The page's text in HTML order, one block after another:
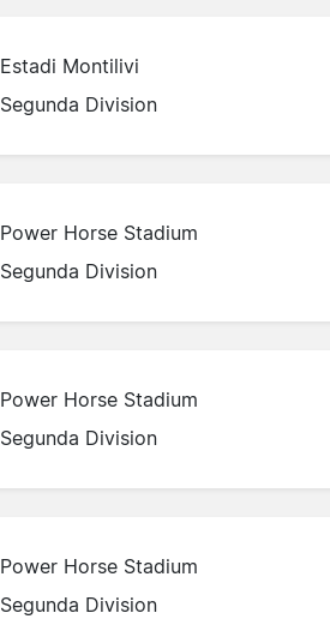
Estadi Montilivi
Segunda Division
Power Horse Stadium
Segunda Division
Power Horse Stadium
Segunda Division
Power Horse Stadium
Segunda Division